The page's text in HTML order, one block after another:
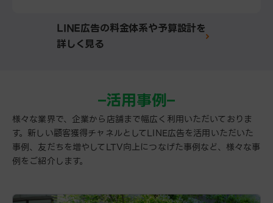
LINE広告の料金体系や予算設計を
詳しく見る
活用事例
様々な業界で、企業から店舗まで幅広く利用いただいておりま
す。​ 新しい顧客獲得チャネルとしてLINE広告を活用いただいた
事例、 友だちを増やしてLTV向上につなげた事例など、様々な事
例をご紹介します。